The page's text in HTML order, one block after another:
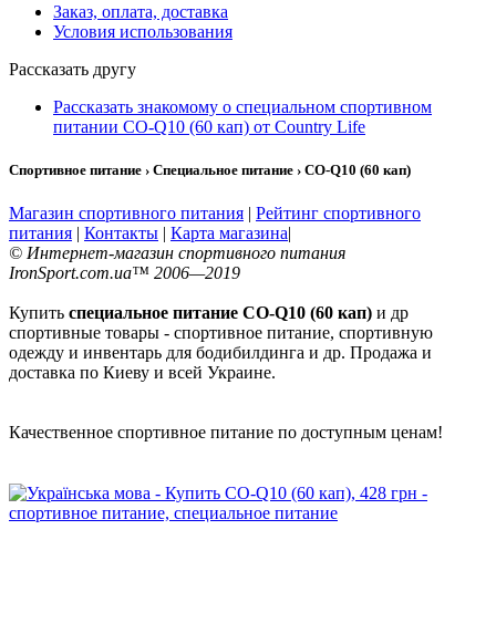
Заказ, оплата, доставка
Условия использования
Рассказать другу
Рассказать знакомому о специальном спортивном
питании CO-Q10 (60 кап) от Country Life
Спортивное питание › Специальное питание › CO-Q10 (60 кап)
Магазин спортивного питания | Рейтинг спортивного
питания | Контакты | Карта магазина|
© Интернет-магазин спортивного питания
IronSport.com.ua™ 2006—2019
Купить специальное питание CO-Q10 (60 кап) и др
спортивные товары - спортивное питание, спортивную
одежду и инвентарь для бодибилдинга и др. Продажа и
доставка по Киеву и всей Украине.
Качественное спортивное питание по доступным ценам!